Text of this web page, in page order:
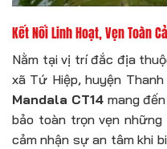
Kết Nối Linh Hoạt, Vẹn Toàn
Nằm tại vị trí đắc địa
xã Tứ Hiệp, huyện
Mandala CT14 mang
bảo toàn trọn vẹn những
cảm nhận sự an tâm khi